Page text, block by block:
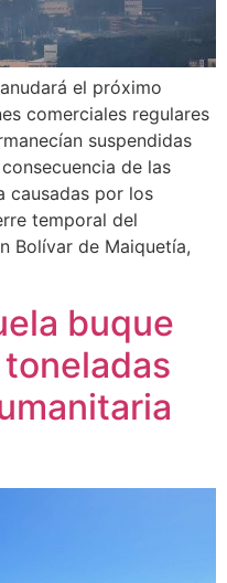
el próximo
comerciales regulares
suspendidas
de las
causadas por los
temporal del
Bolívar de Maiquetía,
buque